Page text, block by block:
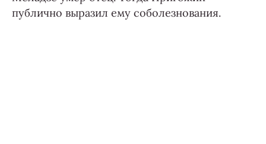
публично выразил ему соболезнования.